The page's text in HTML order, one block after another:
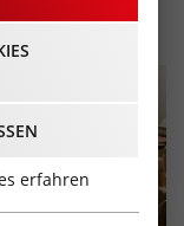
erfahren